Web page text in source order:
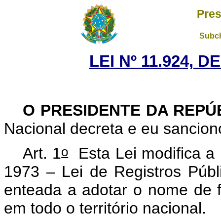
LEI Nº 11.924,
O PRESIDENTE DA
Nacional decreta e eu
Art. 1oEsta Lei modifica a
1973 – Lei de Registros
enteada a adotar o nome de
em todo o território nacional.